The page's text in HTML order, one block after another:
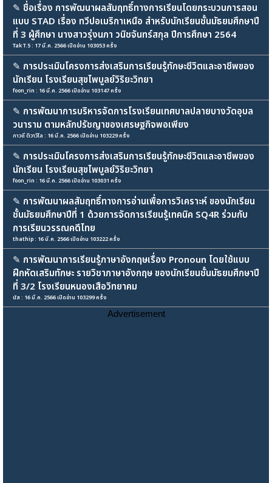
✎ ชื่อเรื่อง การพัฒนาผลสัมฤทธิ์ทางการเรียนโดยกระบวนการสอน
แบบ STAD เรื่อง ทวีปอเมริกาเหนือ สำหรับนักเรียนชั้นมัธยมศึกษาปี
ที่ 3 ผู้ศึกษา นางสาวรุ่งนภา วนิชจันทร์สกุล ปีการศึกษา 2564
Tak T.5 : 17 มี.ค. 2566 เปิดอ่าน 103053 ครั้ง
✎ การประเมินโครงการส่งเสริมการเรียนรู้ทักษะชีวิตและอาชีพของ
นักเรียน โรงเรียนสุขไพบูลย์วิริยะวิทยา
foon_rin : 16 มี.ค. 2566 เปิดอ่าน 103147 ครั้ง
✎ การพัฒนาการบริหารจัดการโรงเรียนเทศบาลปลายบางวัดอุบล
วนาราม ตามหลักปรัชญาของเศรษฐกิจพอเพียง
ภาวดี ติวาวิไล : 16 มี.ค. 2566 เปิดอ่าน 103229 ครั้ง
✎ การประเมินโครงการส่งเสริมการเรียนรู้ทักษะชีวิตและอาชีพของ
นักเรียน โรงเรียนสุขไพบูลย์วิริยะวิทยา
foon_rin : 16 มี.ค. 2566 เปิดอ่าน 103031 ครั้ง
✎ การพัฒนาผลสัมฤทธิ์ทางการอ่านเพื่อการวิเคราะห์ ของนักเรียน
ชั้นมัธยมศึกษาปีที่ 1 ด้วยการจัดการเรียนรู้เทคนิค SQ4R ร่วมกับ
การเรียนวรรณคดีไทย
thathip : 16 มี.ค. 2566 เปิดอ่าน 103222 ครั้ง
✎ การพัฒนาการเรียนรู้ภาษาอังกฤษเรื่อง Pronoun โดยใช้แบบ
ฝึกหัดเสริมทักษะ รายวิชาภาษาอังกฤษ ของนักเรียนชั้นมัธยมศึกษาปี
ที่ 3/2 โรงเรียนหนองเสือวิทยาคม
นัส : 16 มี.ค. 2566 เปิดอ่าน 103299 ครั้ง
Advertisement